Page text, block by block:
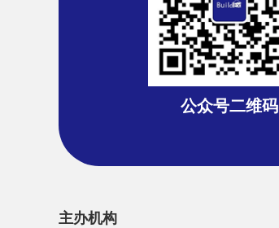
公众号二维码
主办机构